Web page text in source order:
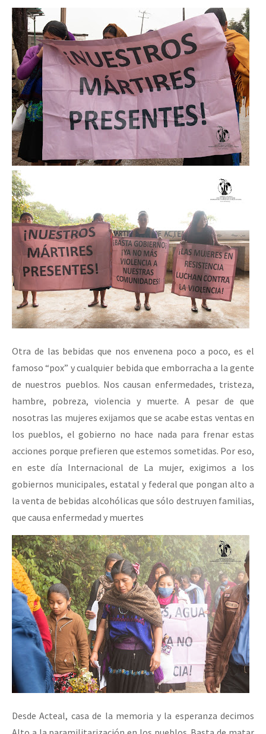
Otra de las bebidas que nos envenena poco a poco, es el
famoso “pox” y cualquier bebida que emborracha a la gente
de nuestros pueblos. Nos causan enfermedades, tristeza,
hambre, pobreza, violencia y muerte. A pesar de que
nosotras las mujeres exijamos que se acabe estas ventas en
los pueblos, el gobierno no hace nada para frenar estas
acciones porque prefieren que estemos sometidas. Por eso,
en este día Internacional de La mujer, exigimos a los
gobiernos municipales, estatal y federal que pongan alto a
la venta de bebidas alcohólicas que sólo destruyen familias,
que causa enfermedad y muertes
Desde Acteal, casa de la memoria y la esperanza decimos